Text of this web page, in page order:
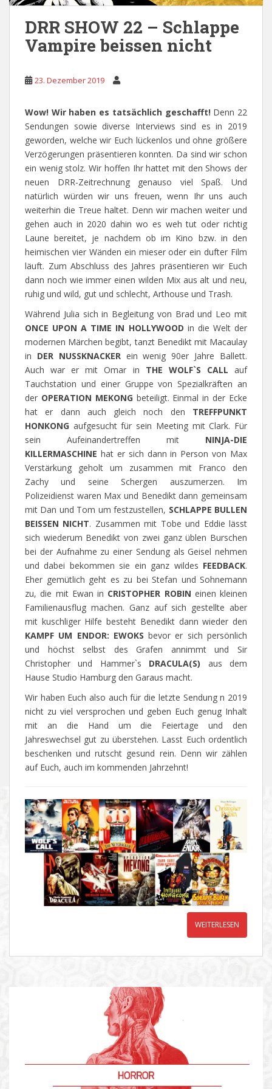
DRR SHOW 22 – Schlappe
Vampire beissen nicht
23. Dezember 2019
Wow! Wir haben es tatsächlich geschafft!Denn 22
Sendungen sowie diverse Interviews sind es in 2019
geworden, welche wir Euch lückenlos und ohne größere
Verzögerungen präsentieren konnten. Da sind wir schon
ein wenig stolz. Wir hoffen Ihr hattet mit den Shows der
neuen DRR-Zeitrechnung genauso viel Spaß. Und
natürlich würden wir uns freuen, wenn Ihr uns auch
weiterhin die Treue haltet. Denn wir machen weiter und
gehen auch in 2020 dahin wo es weh tut oder richtig
Laune bereitet, je nachdem ob im Kino bzw. in den
heimischen vier Wänden ein mieser oder ein dufter Film
läuft. Zum Abschluss des Jahres präsentieren wir Euch
dann noch wie immer einen wilden Mix aus alt und neu,
ruhig und wild, gut und schlecht, Arthouse und Trash.
Während Julia sich in Begleitung von Brad und Leo mit
ONCE UPON A TIME IN HOLLYWOOD in die Welt der
modernen Märchen begibt, tanzt Benedikt mit Macaulay
in DER NUSSKNACKERein wenig 90er Jahre Ballett.
Auch war er mit Omar in THE WOLF`S CALL auf
Tauchstation und einer Gruppe von Spezialkräften an
der OPERATION MEKONGbeteiligt. Einmal in der Ecke
hat er dann auch gleich noch den TREFFPUNKT
HONKONG aufgesucht für sein Meeting mit Clark. Für
sein Aufeinandertreffen mit NINJA-DIE
KILLERMASCHINE hat er sich dann in Person von Max
Verstärkung geholt um zusammen mit Franco den
Zachy und seine Schergen auszumerzen. Im
Polizeidienst waren Max und Benedikt dann gemeinsam
mit Dan und Tom um festzustellen, SCHLAPPE BULLEN
BEISSEN NICHT. Zusammen mit Tobe und Eddie lässt
sich wiederum Benedikt von zwei ganz üblen Burschen
bei der Aufnahme zu einer Sendung als Geisel nehmen
und dabei bekommen sie ein ganz wildes FEEDBACK.
Eher gemütlich geht es zu bei Stefan und Sohnemann
zu, die mit Ewan in CRISTOPHER ROBIN einen kleinen
Familienausflug machen. Ganz auf sich gestellte aber
mit kuschliger Hilfe besteht Benedikt dann wieder den
KAMPF UM ENDOR: EWOKS bevor er sich persönlich
und höchst selbst des Grafen annimmt und Sir
Christopher und Hammer`s DRACULA(S) aus dem
Hause Studio Hamburg den Garaus macht.
Wir haben Euch also auch für die letzte Sendung n 2019
nicht zu viel versprochen und geben Euch genug Inhalt
mit an die Hand um die Feiertage und den
Jahreswechsel gut zu überstehen. Lasst Euch ordentlich
beschenken und rutscht gesund rein. Denn wir zählen
auf Euch, auch im kommenden Jahrzehnt!
WEITERLESEN